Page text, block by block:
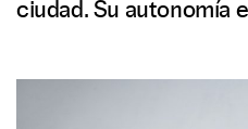
ciudad. Su autonomía